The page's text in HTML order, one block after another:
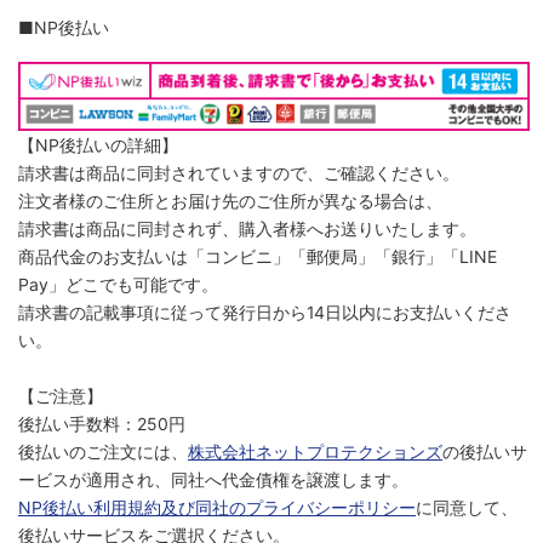
■NP後払い
【NP後払いの詳細】
請求書は商品に同封されていますので、ご確認ください。
注文者様のご住所とお届け先のご住所が異なる場合は、
請求書は商品に同封されず、購入者様へお送りいたします。
商品代金のお支払いは「コンビニ」「郵便局」「銀行」「LINE
Pay」どこでも可能です。
請求書の記載事項に従って発行日から14日以内にお支払いくださ
い。
【ご注意】
後払い手数料：250円
後払いのご注文には、 株式会社ネットプロテクションズの後払いサ
ービスが適用され、同社へ代金債権を譲渡します。
NP後払い利用規約及び同社のプライバシーポリシーに同意して、
後払いサービスをご選択ください。